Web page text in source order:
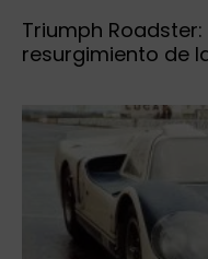
Triumph
resurgimiento de